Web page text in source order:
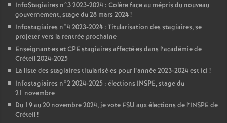
InfoStagiaires n°3 2023-2024 : Colère face au mépris du nouveau
gouvernement, stage du 28 mars 2024!
Infostagiaires n°4 2023-2024 : Titularisation des stagiaires, se
projeter vers la rentrée prochaine
Enseignant·es etCPE stagiaires affecté·es dans l’académie de
Créteil 2024-2025
La liste des stagiaires titularisé·es pour l’année 2023-2024 est ici !
Infostagiaires n°2 2024-2025 : élections INSPE, stage du
21 novembre
Du 19 au 20 novembre 2024, je vote FSU aux élections de l’INSPE de
Créteil!